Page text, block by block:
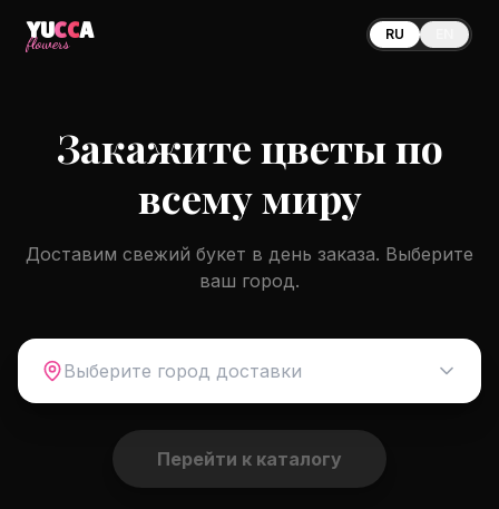
YUCCA
flowers RU
Закажите цветы по
всему миру
Доставим свежий букет в день заказа. Выберите
ваш город.
Выберите город доставки
Перейти к каталогу